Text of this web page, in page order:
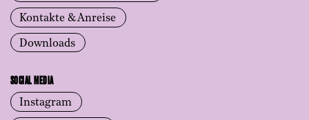
Kontakte & Anreise
Downloads
SOCIAL MEDIA
Instagram